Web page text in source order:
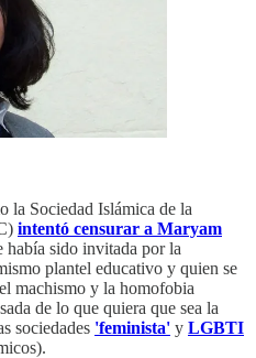
la Sociedad Islámica de la
intentó censurar a Maryam
había sido invitada por la
plantel educativo y quien se
machismo y la homofobia
de lo que quiera que sea la
sociedades 'feminista' y LGBTI